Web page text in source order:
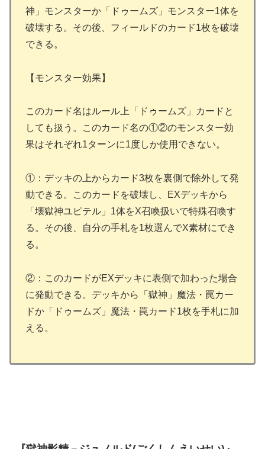
神」モンスターか「ドゥームズ」モンスター1体を
破壊する。その後、フィールドのカード1枚を破壊
できる。
【モンスター効果】
このカード名はルール上「ドゥームズ」カードと
しても扱う。このカード名の①②のモンスター効
果はそれぞれ1ターンに1度しか使用できない。
①：デッキの上からカード3枚を裏側で除外して発
動できる。このカードを破壊し、EXデッキから
「壊獄神ユピテル」1体をX召喚扱いで特殊召喚す
る。その後、自分の手札を1枚選んでX素材にでき
る。
②：このカードがEXデッキに表側で加わった場合
に発動できる。デッキから「獄神」魔法・罠カー
ドか「ドゥームズ」魔法・罠カード1枚を手札に加
える。